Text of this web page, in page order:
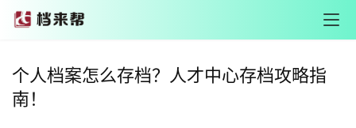
个人档案怎么存档？人才中心存档攻略指
南！